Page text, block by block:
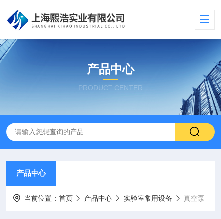
产品中心
PRODUCT CENTER
产品中心
当前位置：首页 产品中心 实验室常用设备 真空泵